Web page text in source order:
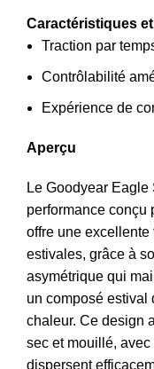
Caractéristiques
Traction par
Contrôlabilité
Expérience de
Aperçu
Le Goodyear
performance conçu
offre une
estivales, grâce à
asymétrique qui
un composé estival
chaleur. Ce design
sec et mouillé,
dispersent